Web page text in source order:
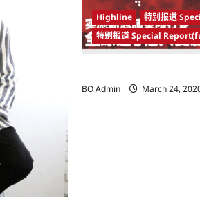
Highline
特别报道
特别报道 Special
BO Admin
March 24,